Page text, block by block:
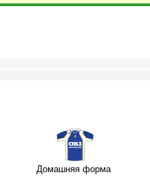
Домашняя форма